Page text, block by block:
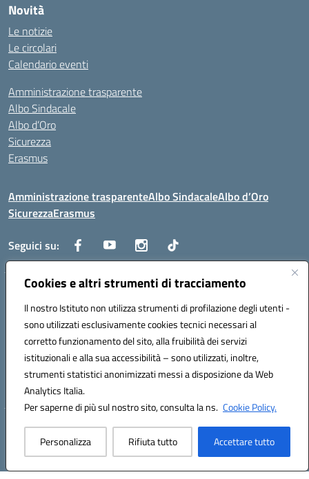
Cookies e altri strumenti di tracciamento
Il nostro Istituto non utilizza strumenti di profilazione degli utenti -
sono utilizzati esclusivamente cookies tecnici necessari al
corretto funzionamento del sito, alla fruibilità dei servizi
istituzionali e alla sua accessibilità – sono utilizzati, inoltre,
strumenti statistici anonimizzati messi a disposizione da Web
Analytics Italia.
Per saperne di più sul nostro sito, consulta la ns. Cookie Policy.
Personalizza Rifiuta tutto Accettare tutto
Novità
Le notizie
Le circolari
Calendario eventi
Amministrazione trasparente
Albo Sindacale
Albo d’Oro
Sicurezza
Erasmus
Amministrazione trasparenteAlbo SindacaleAlbo d’Oro
SicurezzaErasmus
Seguici su:
Centralino:0885.426034 Email:FGTD02000P@istruzione.it
Posta elettronica certificata (PEC):fgtd02000p@pec.istruzione.it
Codice fiscale: 81002930717
Codice meccanografico:FGTD02000P
Codice unico di fatturazione (CUF): UFUN7Y
Hosting & Powered by 3D Solution S.r.l.
Concept & Design by Designers Italia